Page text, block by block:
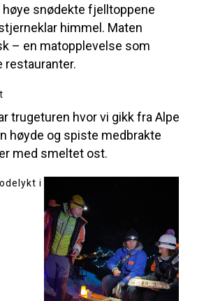
høye snødekte fjelltoppene
himmel. Maten
– en matopplevelse som
restauranter.
trugeturen hvor vi gikk fra Alpe
høyde og spiste medbrakte
med smeltet ost.